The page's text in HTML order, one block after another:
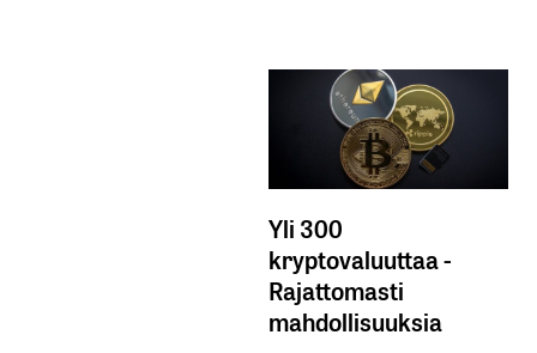
Yli 300
kryptovaluuttaa -
Rajattomasti
mahdollisuuksia